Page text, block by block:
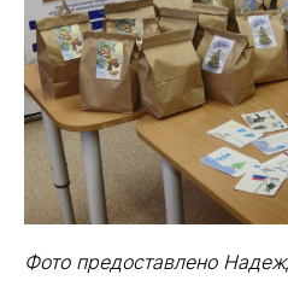
Фото предоставлено